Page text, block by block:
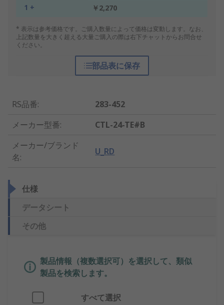
1 + ￥2,270
* 表示は参考価格です。ご購入数量によって価格は変動します。なお、
上記数量を大きく超える大量ご購入の際は右下チャットからお問合せ
ください。
部品表に保存
RS品番:
283-452
メーカー型番:
CTL-24-TE#B
メーカー/ブランド
名:
U_RD
仕様
データシート
その他
製品情報（複数選択可）を選択して、類似
製品を検索します。
すべて選択